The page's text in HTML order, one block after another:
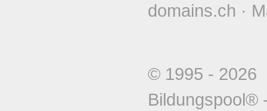
domains.ch ·
© 1995 -
Bildungspool®